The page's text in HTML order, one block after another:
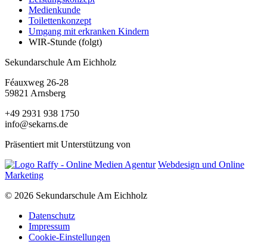
Medienkunde
Toilettenkonzept
Umgang mit erkranken Kindern
WIR-Stunde (folgt)
Sekundarschule Am Eichholz
Féauxweg 26-28
59821 Arnsberg
+49 2931 938 1750
info@sekarns.de
Präsentiert mit Unterstützung von
Webdesign und Online
Marketing
© 2026 Sekundarschule Am Eichholz
Datenschutz
Impressum
Cookie-Einstellungen